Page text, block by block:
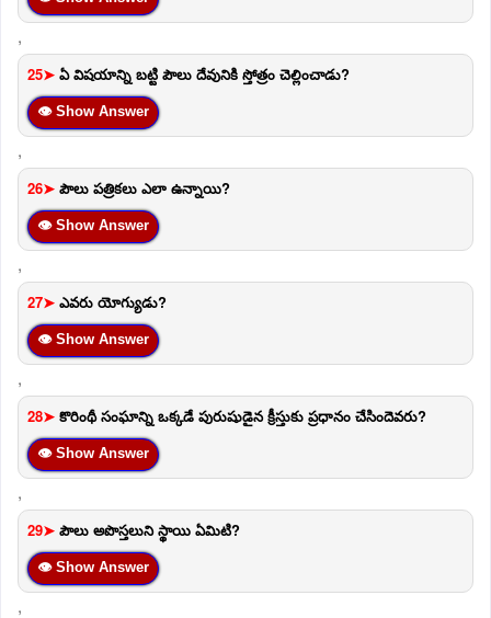
,
25➤ ఏ విషయాన్ని బట్టి పౌలు దేవునికి స్తోత్రం చెల్లించాడు?
👁 Show Answer
,
26➤ పౌలు పత్రికలు ఎలా ఉన్నాయి?
👁 Show Answer
,
27➤ ఎవరు యోగ్యుడు?
👁 Show Answer
,
28➤ కొరింథీ సంఘాన్ని ఒక్కడే పురుషుడైన క్రీస్తుకు ప్రధానం చేసిందెవరు?
👁 Show Answer
,
29➤ పౌలు అపొస్తలుని స్థాయి ఏమిటి?
👁 Show Answer
,